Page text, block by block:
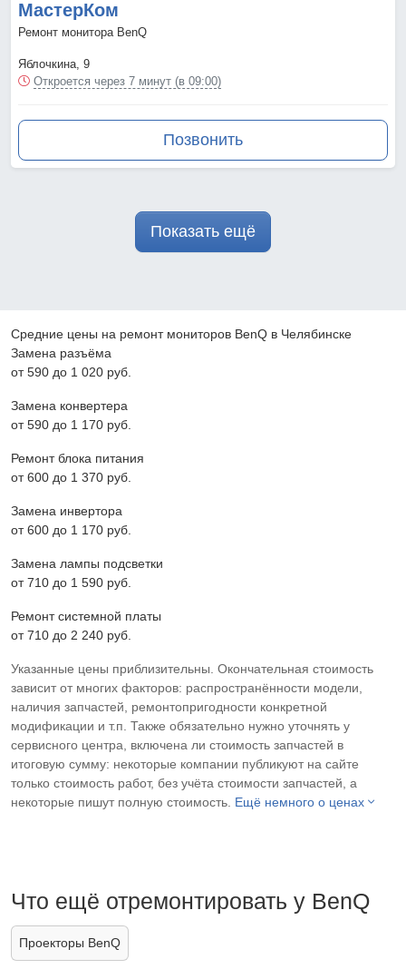
МастерКом
Ремонт монитора BenQ
Яблочкина, 9
Откроется через 7 минут (в 09:00)
Позвонить
Показать ещё
Средние цены на ремонт мониторов BenQ в Челябинске
Замена разъёма
от 590 до 1 020 pyб.
Замена конвертера
от 590 до 1 170 pyб.
Ремонт блока питания
от 600 до 1 370 pyб.
Замена инвертора
от 600 до 1 170 pyб.
Замена лампы подсветки
от 710 до 1 590 pyб.
Ремонт системной платы
от 710 до 2 240 pyб.
Указанные цены приблизительны. Окончательная стоимость
зависит от многих факторов: распространённости модели,
наличия запчастей, ремонтопригодности конкретной
модификации и т.п. Также обязательно нужно уточнять у
сервисного центра, включена ли стоимость запчастей в
итоговую сумму: некоторые компании публикуют на сайте
только стоимость работ, без учёта стоимости запчастей, а
некоторые пишут полную стоимость. Ещё немного о ценах
Что ещё отремонтировать у BenQ
Проекторы BenQ